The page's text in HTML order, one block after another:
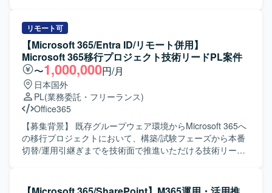
発環境】 主にMicrosoft365 CopilotおよびTeams, Word,
Excel, PowerPointなどのM365製品を活用した環境で業務を
行っていただきます。
にも柔軟に対応でき、利用者・管理者双方の立場を理解し
たうえで現実的な運用設計ができる方が望ましいです。新
規技術や新しい取り組みに対して前向きに取り組める方に
マッチするポジションです。 【ポジションの魅力】 グルー
プ会社全体を対象としたモバイル端末導入プロジェクトの
中核として、企画から導入、運用設計まで一貫して携わる
ことができます。Intune を中心としたモバイルデバイス管
理の知見を深めつつ、チームリードやプロジェクト推進の
経験を積むことができ、今後のキャリア形成にもつながる
ポジションです。 【開発環境】 Microsoft Intune を中心と
したモバイルデバイス管理基盤および Microsoft 365（Entra
行いながら、自動化シナリオの設計・実装・単体テスト・
結合テストなどを実施いただきます。 【求める人物像】 顧
客と円滑にコミュニケーションを取りながら、自走して
RPA開発を推進できる方を求めています。 業務内容を正し
く理解し、改善提案をしながら品質の高い自動化フローを
構築できる方を想定しています。 【ポジションの魅力】 製
造業の現場業務に密接に関わるRPA開発を通じて、業務効
率化や生産性向上に直接貢献することができます。 基本設
計からテストまで幅広い工程を担当できるため、RPAエン
ジニアとしてのスキルを一貫して伸ばせる環境です。 【開
発環境】 Power Automate Desktopを中心としたRPA開発環
リモート可
【Microsoft 365/Entra ID/リモート併用】
Microsoft 365移行プロジェクト技術リードPL案件
〜1,000,000円/月
日本国外
PL(業務委託・フリーランス)
Office365
【募集背景】 既存グループウェア環境からMicrosoft 365へ
の移行プロジェクトにおいて、構築/試験フェーズから本番
切替/運用引継ぎまでを技術面で推進いただける技術リード
す。具体的には、Microsoft 365関連の構築、単体試験、結